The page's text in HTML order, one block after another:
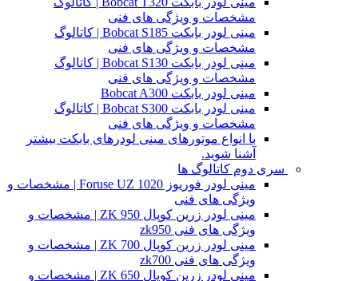
مشخصات و ویژگی های فنی
مینی لودر بابکت Bobcat S185 | کاتالوگ
مشخصات و ویژگی های فنی
مینی لودر بابکت Bobcat S130 | کاتالوگ
مشخصات و ویژگی های فنی
مینی لودر بابکت Bobcat A300
مینی لودر بابکت Bobcat S300 | کاتالوگ
مشخصات و ویژگی های فنی
با انواع موتورهای مینی لودرهای بابکت بیشتر
آشنا شوید.
سری دوم کاتالوگ ها
مینی لودر فوریوز Foruse UZ 1020 | مشخصات و
ویژگی های فنی
مینی لودر زرین کوپال ZK 950 | مشخصات و
ویژگی های فنی zk950
مینی لودر زرین کوپال ZK 700 | مشخصات و
ویژگی های فنی zk700
مینی لودر زرین کوپال ZK 650 | مشخصات و